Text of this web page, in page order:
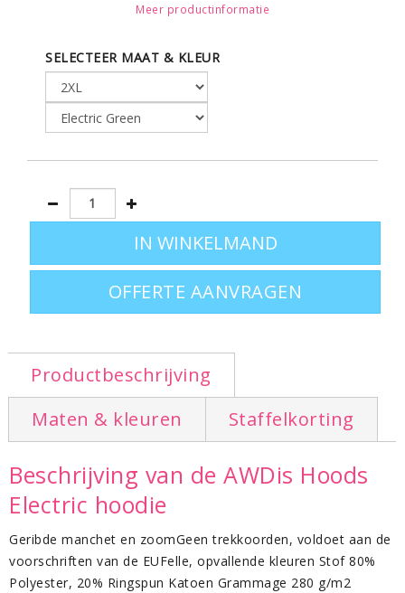
Meer productinformatie
SELECTEER MAAT & KLEUR
OFFERTE AANVRAGEN
Productbeschrijving
Maten & kleuren
Staffelkorting
Beschrijving van de AWDis Hoods
Electric hoodie
Geribde manchet en zoomGeen trekkoorden, voldoet aan de
voorschriften van de EUFelle, opvallende kleuren Stof 80%
Polyester, 20% Ringspun Katoen Grammage 280 g/m2